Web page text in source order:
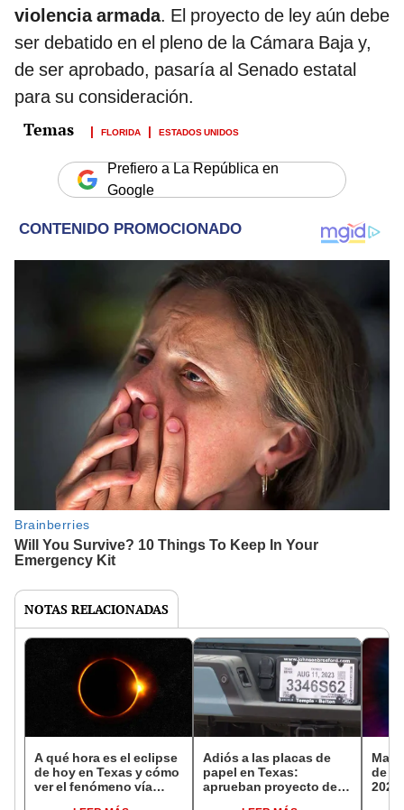
violencia armada. El proyecto de ley aún debe
ser debatido en el pleno de la Cámara Baja y,
de ser aprobado, pasaría al Senado estatal
para su consideración.
FLORIDA ESTADOS UNIDOS
Prefiero a La República en
Google
NOTAS RELACIONADAS
A qué hora es el eclipse
de hoy en Texas y cómo
ver el fenómeno vía
Adiós a las placas de
papel en Texas:
aprueban proyecto de
de